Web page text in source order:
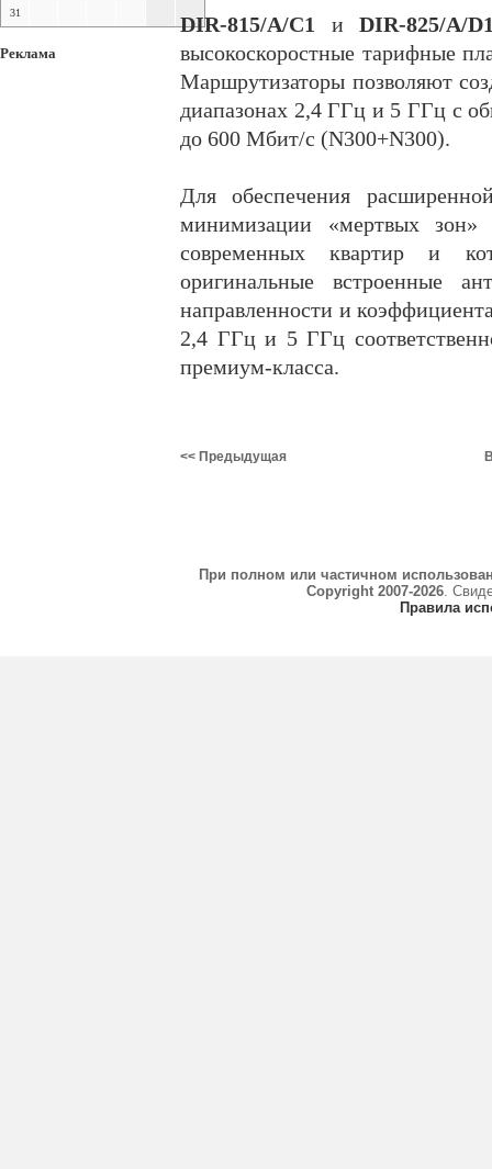
31
Реклама
DIR-815/A/C1 и DIR-825/A/
высокоскоростные тарифные
Маршрутизаторы позволяют
диапазонах 2,4 ГГц и 5 ГГц с
до 600 Мбит/с (N300+N300).
Для обеспечения
минимизации «мертвых
современных квартир и
оригинальные встроенные
направленности и
2,4 ГГц и 5 ГГц
премиум-класса.
<< Предыдущая
При полном или частичном
Copyright 2007-2026.
Правила